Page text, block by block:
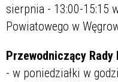
sierpnia - 13:00-15:15
Powiatowego w
Przewodniczący Rady
- w poniedziałki w